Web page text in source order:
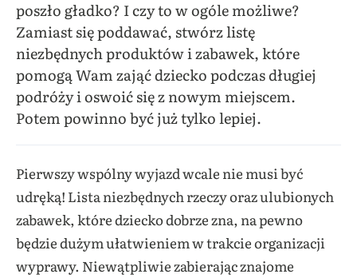
poszło gładko? I czy to w ogóle możliwe?
Zamiast się poddawać, stwórz listę
niezbędnych produktów i zabawek, które
pomogą Wam zająć dziecko podczas długiej
podróży i oswoić się z nowym miejscem.
Potem powinno być już tylko lepiej.
Pierwszy wspólny wyjazd wcale nie musi być
udręką! Lista niezbędnych rzeczy oraz ulubionych
zabawek, które dziecko dobrze zna, na pewno
będzie dużym ułatwieniem w trakcie organizacji
wyprawy. Niewątpliwie zabierając znajome